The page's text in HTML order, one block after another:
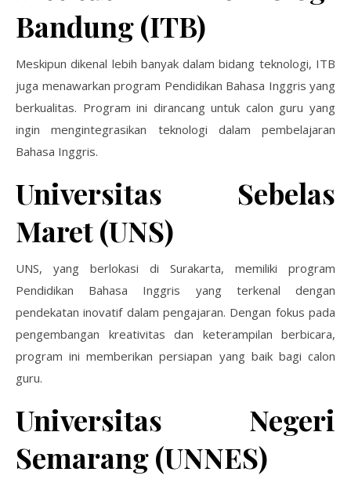
Bandung (ITB)
Meskipun dikenal lebih banyak dalam bidang teknologi, ITB
juga menawarkan program Pendidikan Bahasa Inggris yang
berkualitas. Program ini dirancang untuk calon guru yang
ingin mengintegrasikan teknologi dalam pembelajaran
Bahasa Inggris.
Universitas Sebelas
Maret (UNS)
UNS, yang berlokasi di Surakarta, memiliki program
Pendidikan Bahasa Inggris yang terkenal dengan
pendekatan inovatif dalam pengajaran. Dengan fokus pada
pengembangan kreativitas dan keterampilan berbicara,
program ini memberikan persiapan yang baik bagi calon
guru.
Universitas Negeri
Semarang (UNNES)